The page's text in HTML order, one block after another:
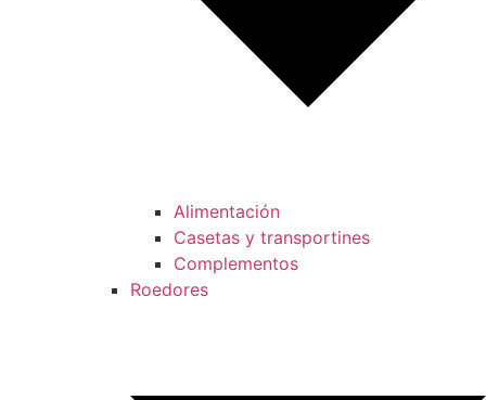
Alimentación
Casetas y transportines
Complementos
Roedores